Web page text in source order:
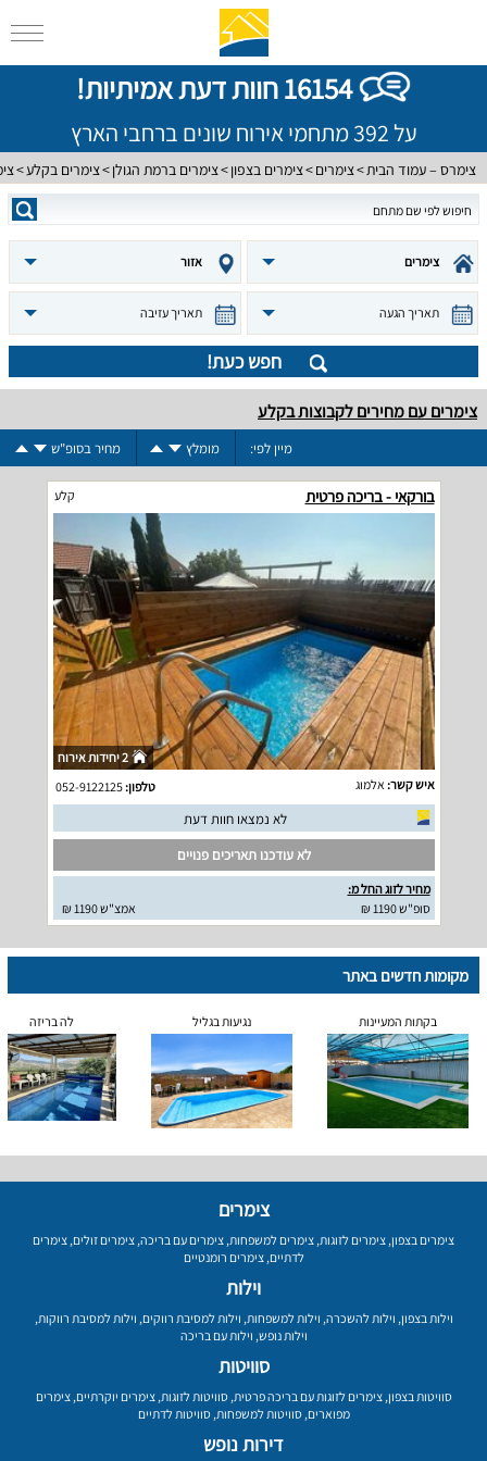
16154 חוות דעת אמיתיות!
על 392 מתחמי אירוח שונים ברחבי הארץ
צימרס – עמוד הבית צימרים צימרים בצפון צימרים ברמת הגולן צימרים בקלע
צימרים אזור
תאריך הגעה תאריך עזיבה
חפש כעת!
צימרים עם מחירים לקבוצות בקלע
מיין לפי: מומלץ מחיר בסופ"ש
בורקאי - בריכה פרטית קלע
2 יחידות אירוח
איש קשר: אלמוג טלפון:052-9122125
לא נמצאו חוות דעת
לא עודכנו תאריכים פנויים
מחיר לזוג החל מ:
סופ"ש 1190 ₪
אמצ"ש 1190 ₪
מקומות חדשים באתר
בקתות המעיינות נגיעות בגליל לה בריזה
צימרים
צימרים בצפון, צימרים לזוגות, צימרים למשפחות, צימרים עם בריכה, צימרים זולים, צימרים
לדתיים,צימרים רומנטיים
וילות
וילות בצפון, וילות להשכרה, וילות למשפחות, וילות למסיבת רווקים, וילות למסיבת רווקות,
וילות נופש, וילות עם בריכה
סוויטות
סוויטות בצפון,צימרים לזוגות עם בריכה פרטית,סוויטות לזוגות,צימרים יוקרתיים,צימרים
מפוארים,סוויטות למשפחות,סוויטות לדתיים
דירות נופש